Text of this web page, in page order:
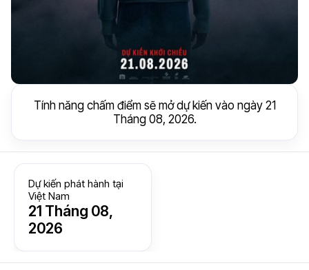
Tính năng chấm điểm sẽ mở dự kiến vào ngày 21
Tháng 08, 2026.
Dự kiến phát hành tại
Việt Nam
21 Tháng 08,
2026